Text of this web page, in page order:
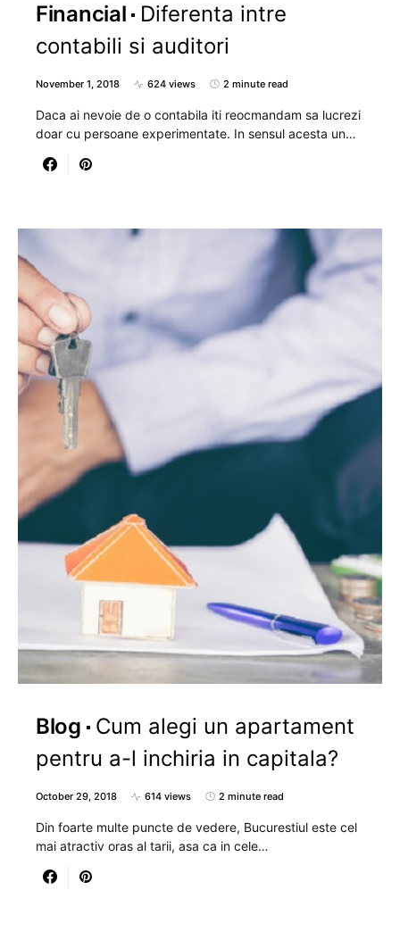
Financial
Diferenta intre
contabili si auditori
November 1, 2018 624 views 2 minute read
Daca ai nevoie de o contabila iti reocmandam sa lucrezi
doar cu persoane experimentate. In sensul acesta un…
Blog
Cum alegi un apartament
pentru a-l inchiria in capitala?
October 29, 2018 614 views 2 minute read
Din foarte multe puncte de vedere, Bucurestiul este cel
mai atractiv oras al tarii, asa ca in cele…